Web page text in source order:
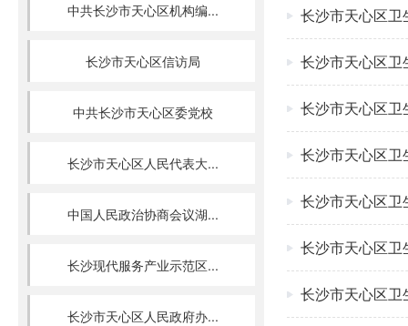
中共长沙市天心区机构编...
长沙市天心区信访局
中共长沙市天心区委党校
长沙市天心区人民代表大...
中国人民政治协商会议湖...
长沙现代服务产业示范区...
长沙市天心区人民政府办...
长沙市天心区
长沙市天心区
长沙市天心区
长沙市天心区
长沙市天心区
长沙市天心区
长沙市天心区